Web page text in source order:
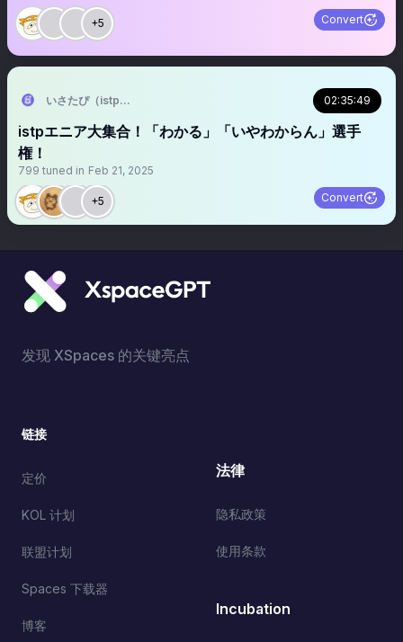
+5 Convert
いさたぴ（istpマン） 02:35:49
istpエニア大集合！「わかる」「いやわからん」選手
権！
799 tuned in Feb 21, 2025
+5 Convert
发现 XSpaces 的关键亮点
链接
定价
KOL 计划
联盟计划
Spaces 下载器
博客
法律
隐私政策
使用条款
Incubation